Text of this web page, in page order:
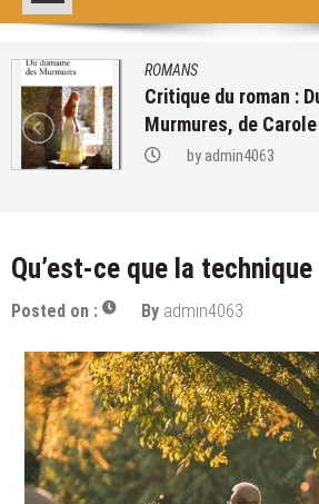
ROMANS
lecture de : Les lois
Easton Ellis
byadmin4063
Qu’est-ce que la technique
Posted on : By admin4063